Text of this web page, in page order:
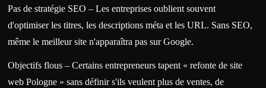
Pas de stratégie SEO – Les entreprises oublient souvent
d'optimiser les titres, les descriptions méta et les URL. Sans SEO,
même le meilleur site n'apparaîtra pas sur Google.
Objectifs flous – Certains entrepreneurs tapent « refonte de site
web Pologne » sans définir s'ils veulent plus de ventes, de